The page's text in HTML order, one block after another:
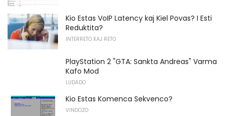
Kio Estas VoIP Latency kaj Kiel Povas? I Esti
Reduktita?
INTERRETO KAJ RETO
PlayStation 2 "GTA: Sankta Andreas" Varma
Kafo Mod
LUDADO
Kio Estas Komenca Sekvenco?
VINDOZO